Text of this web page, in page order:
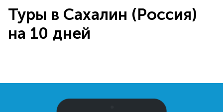
Туры в Сахалин (Россия)
на 10 дней